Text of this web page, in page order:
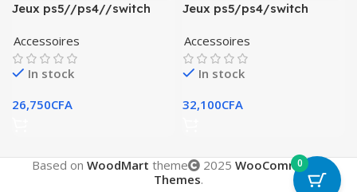
Jeux ps5//ps4//switch
Accessoires
In stock
26,750CFA
Jeux ps5/ps4/switch
Accessoires
In stock
32,100CFA
Based on WoodMart theme 2025 WooCommerce
Themes.
0